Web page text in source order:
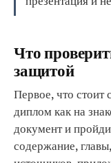
Что
защитой
Первое, что стоит
диплом как на
документ и
содержание,